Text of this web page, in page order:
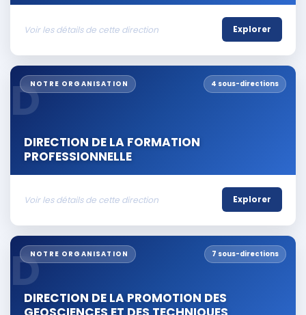
Voir les détails de cette direction Explorer
DNOTRE ORGANISATION 4 sous-directions
DIRECTION DE LA FORMATION
PROFESSIONNELLE
Voir les détails de cette direction Explorer
DNOTRE ORGANISATION 7 sous-directions
DIRECTION DE LA PROMOTION DES